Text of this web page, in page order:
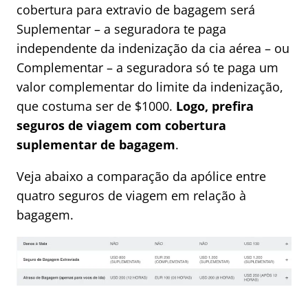
cobertura para extravio de bagagem será
Suplementar – a seguradora te paga
independente da indenização da cia aérea – ou
Complementar – a seguradora só te paga um
valor complementar do limite da indenização,
que costuma ser de $1000. Logo, prefira
seguros de viagem com cobertura
suplementar de bagagem.
Veja abaixo a comparação da apólice entre
quatro seguros de viagem em relação à
bagagem.